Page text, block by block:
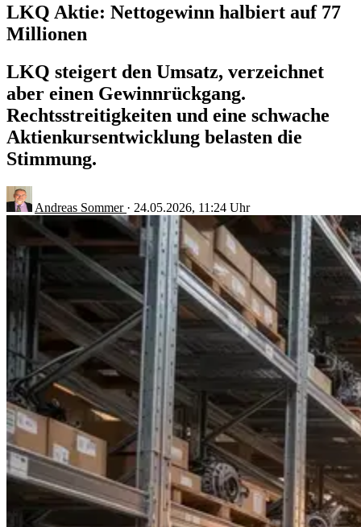
LKQ Aktie: Nettogewinn halbiert auf 77
Millionen
LKQ steigert den Umsatz, verzeichnet
aber einen Gewinnrückgang.
Rechtsstreitigkeiten und eine schwache
Aktienkursentwicklung belasten die
Stimmung.
Andreas Sommer · 24.05.2026, 11:24 Uhr